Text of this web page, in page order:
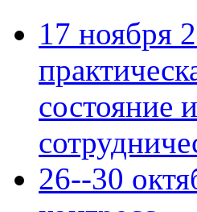
17 ноября
состояние
26--30